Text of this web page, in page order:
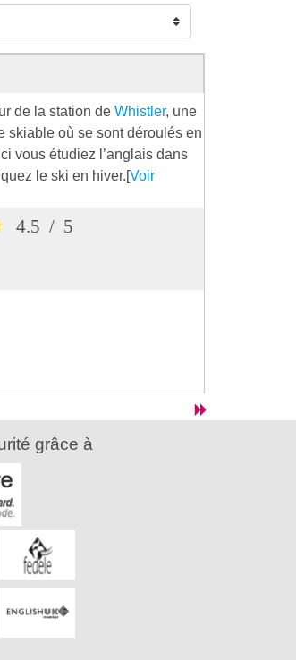
de la station de Whistler, une
skiable où se sont déroulés en
vous étudiez l’anglais dans
le ski en hiver.[Voir
4.5 / 5
grâce à